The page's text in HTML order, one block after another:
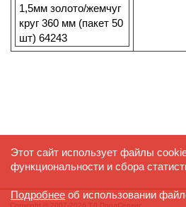
1,5мм золото/жемчуг
круг 360 мм (пакет 50
шт) 64243
Этот сайт использует файлы
функциональности и сбора
Подробнее об использовании